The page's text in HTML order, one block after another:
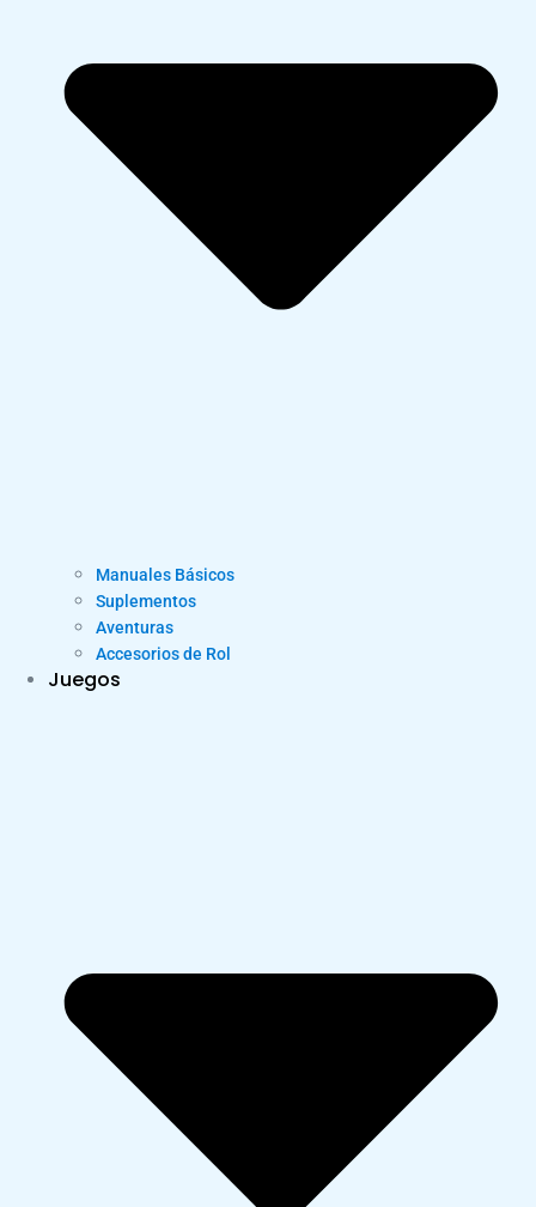
Manuales Básicos
Suplementos
Aventuras
Accesorios de Rol
Juegos